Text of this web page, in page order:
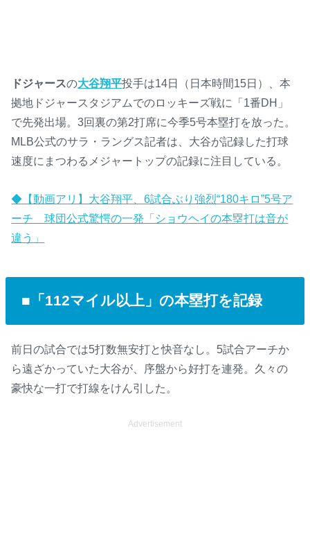
ドジャースの大谷翔平投手は14日（日本時間15日）、本
拠地ドジャースタジアムでのロッキーズ戦に「1番DH」
で先発出場。3回裏の第2打席に今季5号本塁打を放った。
MLB公式のサラ・ラングス記者は、大谷が記録した打球
速度にまつわるメジャートップの記録に注目している。
◆【動画アリ】大谷翔平、6試合ぶり強烈“180キロ”5号ア
ーチ 球団公式驚愕の一発「ショウヘイの本塁打は音が
違う」
■「112マイル以上」の本塁打を記録
前日の試合では5打数無安打と快音なし。5試合アーチか
ら遠ざかっていた大谷が、序盤から好打を連発。久々の
豪快な一打で打線をけん引した。
Advertisement